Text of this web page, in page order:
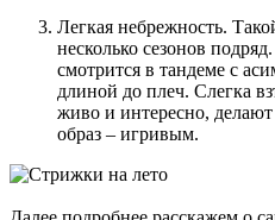
Легкая небрежность.
несколько сезонов
смотрится в тандеме с
длиной до плеч. Слегка
живо и интересно,
образ – игривым.